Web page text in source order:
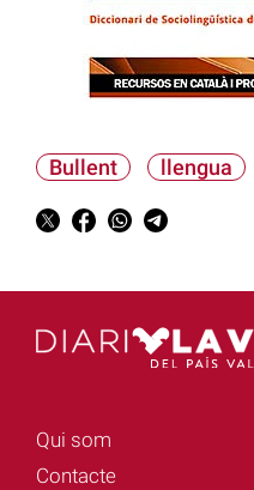
Bullent llengua
Qui som
Contacte